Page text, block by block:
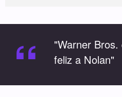
“
"Warner
feliz a Nolan"